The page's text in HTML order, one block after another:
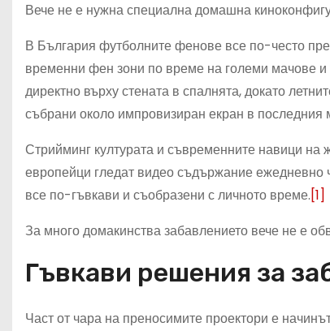
Вече не е нужна специална домашна
В България футболните фенове все по-често
временни фен зони по време на големи мачове и
директно върху стената в спалнята, докато
събрани около импровизиран екран в последния
Стрийминг културата и съвременните навици на
европейци гледат видео съдържание ежедневно
все по-гъвкави и съобразени с личното време.[1]
За много домакинства забавлението вече не е
Гъвкави решения за
Част от чара на преносимите проектори е